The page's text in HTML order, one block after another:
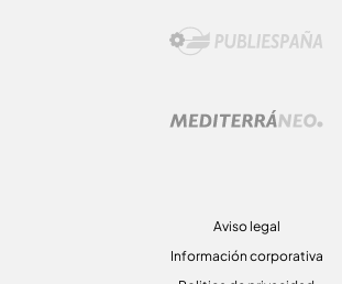
Aviso legal
Información corporativa